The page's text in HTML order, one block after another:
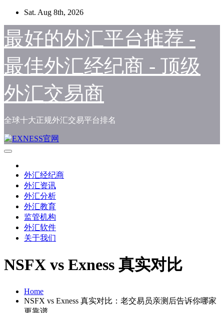
Skip
content
Sat. Aug 8th, 2026
最好的外汇平台推荐 -
最佳外汇经纪商 - 顶级
外汇交易商
全球十大正规外汇交易平台排名
外汇经纪商
外汇资讯
外汇分析
外汇教育
监管机构
外汇软件
关于我们
NSFX vs Exness 真实对比
Home
NSFX vs Exness 真实对比：老交易员亲测后告诉你哪家
更靠谱